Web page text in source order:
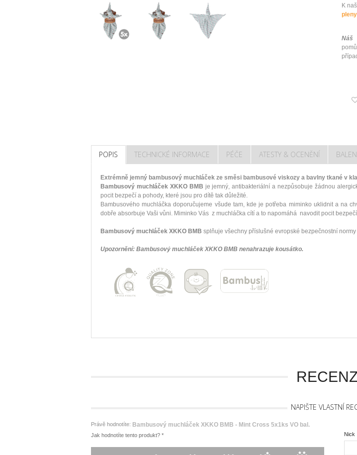
K
pleny
Náš
POPIS TECHNICKÉ INFORMACE PÉČE ATESTY & OCENĚNÍ BALENÍ
Extrémně jemný bambusový muchláček ze směsi bambusové viskozy a bavlny tkané v
Bambusový muchláček XKKO BMB je jemný, antibakteriální a nezpůsobuje žádnou
pocit bezpečí a pohody, které jsou pro dítě tak důležité.
Bambusového muchláčka doporučujeme všude tam, kde je potřeba miminko uklidnit a na
dobře absorbuje Vaši vůni. Miminko Vás z muchláčka cítí a to napomáhá navodit pocit
Bambusový muchláček XKKO BMB splňuje všechny příslušné evropské bezpečnostní
Upozornění: Bambusový muchláček XKKO BMB nenahrazuje kousátko.
NAPIŠTE VLASTNÍ
Právě hodnotíte: Bambusový muchláček XKKO BMB - Mint Cross 5x1ks VO bal.
Jak hodnotíte tento produkt? * Nick